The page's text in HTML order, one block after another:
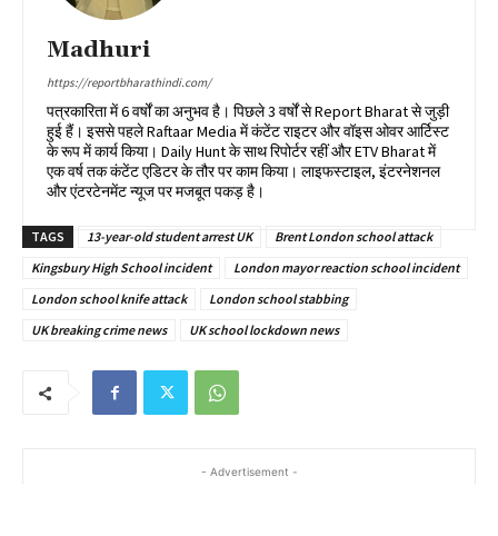
Madhuri
https://reportbharathindi.com/
पत्रकारिता में 6 वर्षों का अनुभव है। पिछले 3 वर्षों से Report Bharat से जुड़ी
हुई हैं। इससे पहले Raftaar Media में कंटेंट राइटर और वॉइस ओवर आर्टिस्ट
के रूप में कार्य किया। Daily Hunt के साथ रिपोर्टर रहीं और ETV Bharat में
एक वर्ष तक कंटेंट एडिटर के तौर पर काम किया। लाइफस्टाइल, इंटरनेशनल
और एंटरटेनमेंट न्यूज पर मजबूत पकड़ है।
TAGS 13-year-old student arrest UK
Brent London school attack
Kingsbury High School incident
London mayor reaction school incident
London school knife attack
London school stabbing
UK breaking crime news
UK school lockdown news
- Advertisement -